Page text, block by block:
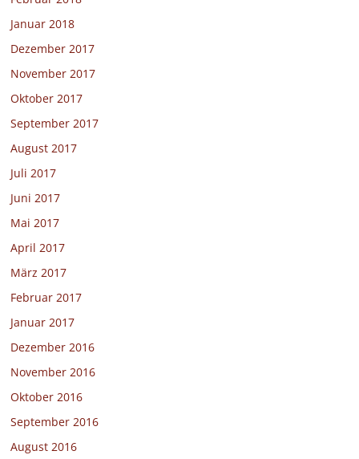
Januar 2018
Dezember 2017
November 2017
Oktober 2017
September 2017
August 2017
Juli 2017
Juni 2017
Mai 2017
April 2017
März 2017
Februar 2017
Januar 2017
Dezember 2016
November 2016
Oktober 2016
September 2016
August 2016